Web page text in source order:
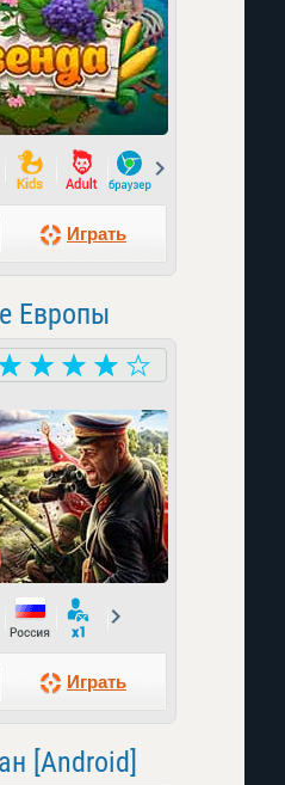
Играть
Европы
Играть
[Android]